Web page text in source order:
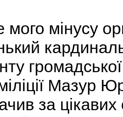
мого мінусу
Мазур
за